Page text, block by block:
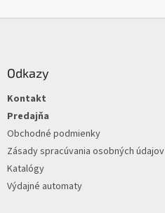
Odkazy
Kontakt
Predajňa
Obchodné podmienky
Zásady spracúvania osobných údajov
Katalógy
Výdajné automaty